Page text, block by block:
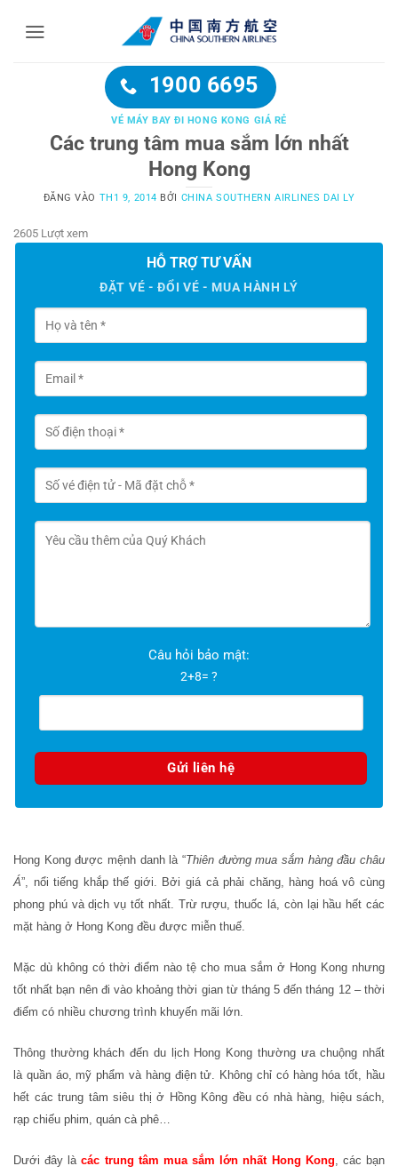
1900 6695
VÉ MÁY BAY ĐI HONG KONG GIÁ RẺ
Các trung tâm mua sắm lớn nhất
Hong Kong
ĐĂNG VÀO TH1 9, 2014 BỞI CHINA SOUTHERN AIRLINES DAI LY
2605 Lượt xem
HỖ TRỢ TƯ VẤN
ĐẶT VÉ - ĐỔI VÉ - MUA HÀNH LÝ
Câu hỏi bảo mật:
2+8= ?
Hong Kong được mệnh danh là “Thiên đường mua sắm hàng đầu châu
Á”, nổi tiếng khắp thế giới. Bởi giá cả phải chăng, hàng hoá vô cùng
phong phú và dịch vụ tốt nhất. Trừ rượu, thuốc lá, còn lại hầu hết các
mặt hàng ở Hong Kong đều được miễn thuế.
Mặc dù không có thời điểm nào tệ cho mua sắm ở Hong Kong nhưng
tốt nhất bạn nên đi vào khoảng thời gian từ tháng 5 đến tháng 12 – thời
điểm có nhiều chương trình khuyến mãi lớn.
Thông thường khách đến du lịch Hong Kong thường ưa chuộng nhất
là quần áo, mỹ phẩm và hàng điện tử. Không chỉ có hàng hóa tốt, hầu
hết các trung tâm siêu thị ở Hồng Kông đều có nhà hàng, hiệu sách,
rạp chiếu phim, quán cà phê…
Dưới đây là các trung tâm mua sắm lớn nhất Hong Kong , các bạn